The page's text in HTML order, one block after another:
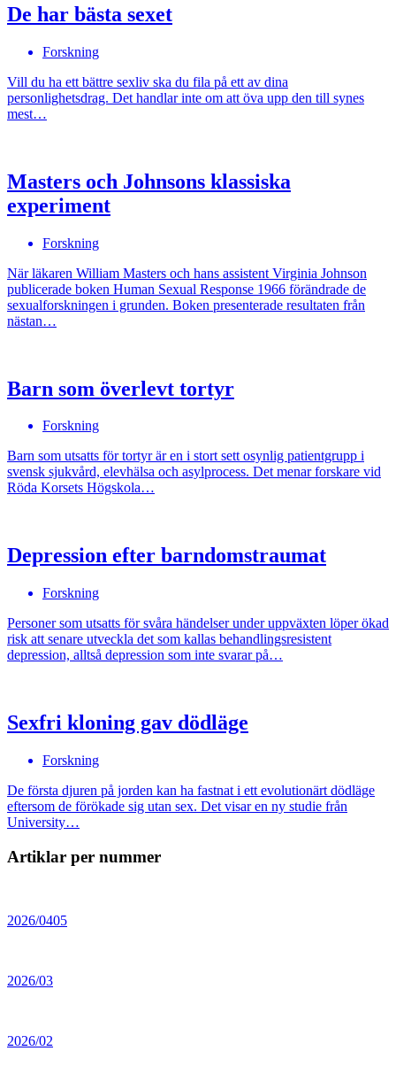
De har bästa sexet
Forskning
Vill du ha ett bättre sexliv ska du fila på ett av dina
personlighetsdrag. Det handlar inte om att öva upp den till synes
mest…
Masters och Johnsons klassiska
experiment
Forskning
När läkaren William Masters och hans assistent Virginia Johnson
publicerade boken Human Sexual Response 1966 förändrade de
sexualforskningen i grunden. Boken presenterade resultaten från
nästan…
Barn som överlevt tortyr
Forskning
Barn som utsatts för tortyr är en i stort sett osynlig patientgrupp i
svensk sjukvård, elevhälsa och asylprocess. Det menar forskare vid
Röda Korsets Högskola…
Depression efter barndomstraumat
Forskning
Personer som utsatts för svåra händelser under uppväxten löper ökad
risk att senare utveckla det som kallas behandlingsresistent
depression, alltså depression som inte svarar på…
Sexfri kloning gav dödläge
Forskning
De första djuren på jorden kan ha fastnat i ett evolutionärt dödläge
eftersom de förökade sig utan sex. Det visar en ny studie från
University…
Artiklar per nummer
2026/0405
2026/03
2026/02